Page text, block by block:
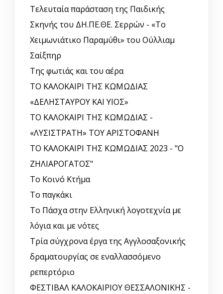
Τελευταία παράσταση της Παιδικής
Σκηνής του ΔΗ.ΠΕ.ΘΕ. Σερρών - «Το
Χειμωνιάτικο Παραμύθι» του Ούλλιαμ
Σαίξπηρ
Της φωτιάς και του αέρα
ΤΟ ΚΑΛΟΚΑΙΡΙ ΤΗΣ ΚΩΜΩΔΙΑΣ
«ΔΕΛΗΣΤΑΥΡΟΥ ΚΑΙ ΥΙΟΣ»
ΤΟ ΚΑΛΟΚΑΙΡΙ ΤΗΣ ΚΩΜΩΔΙΑΣ -
«ΛΥΣΙΣΤΡΑΤΗ» ΤΟΥ ΑΡΙΣΤΟΦΑΝΗ
ΤΟ ΚΑΛΟΚΑΙΡΙ ΤΗΣ ΚΩΜΩΔΙΑΣ 2023 - "Ο
ΖΗΛΙΑΡΟΓΑΤΟΣ"
Το Κοινό Κτήμα
Το παγκάκι
Το Πάσχα στην Ελληνική λογοτεχνία με
λόγια και με νότες
Τρία σύγχρονα έργα της Αγγλοσαξονικής
δραματουργίας σε εναλλασσόμενο
ρεπερτόριο
ΦΕΣΤΙΒΑΛ ΚΑΛΟΚΑΙΡΙΟΥ ΘΕΣΣΑΛΟΝΙΚΗΣ -